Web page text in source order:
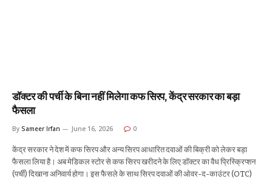
डॉक्टर की पर्ची के बिना नहीं मिलेगा कफ सिरप, केंद्र सरकार का बड़ा
फैसला
By Sameer Irfan June 16, 2026 0
केंद्र सरकार ने देश में कफ सिरप और अन्य सिरप आधारित दवाओं की बिक्री को लेकर बड़ा
फैसला लिया है। अब मेडिकल स्टोर से कफ सिरप खरीदने के लिए डॉक्टर का वैध प्रिस्क्रिप्शन
(पर्ची) दिखाना अनिवार्य होगा। इस फैसले के साथ सिरप दवाओं की ओवर-द-काउंटर (OTC)